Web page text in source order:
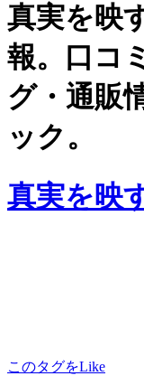
真実を映
報。口コ
グ・通販
ック。
真実を映
このタグをLike